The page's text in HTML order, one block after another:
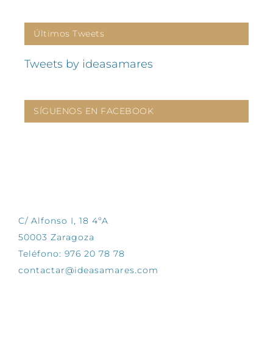
Últimos Tweets
Tweets by ideasamares
SÍGUENOS EN FACEBOOK
C/ Alfonso I, 18 4ºA
50003 Zaragoza
Teléfono: 976 20 78 78
contactar@ideasamares.com